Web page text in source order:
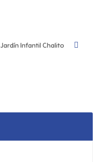
Jardín Infantil Chalito